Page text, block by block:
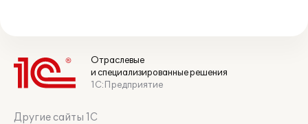
Отраслевые
и специализированные решения
1С:Предприятие
Другие сайты 1С